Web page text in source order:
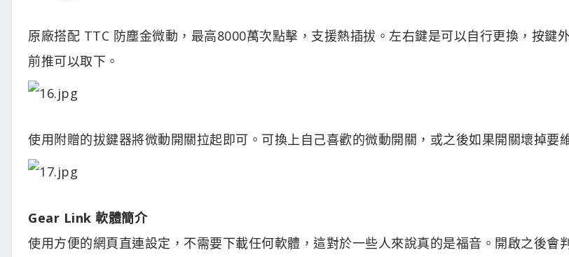
原廠搭配 TTC 防塵金微動，最高8000萬次點擊，支援熱插拔。左右鍵是可以自行更換，按鍵
前推可以取下。
使用附贈的拔鍵器將微動開關拉起即可。可換上自己喜歡的微動開關，或之後如果開關壞掉要
Gear Link 軟體簡介
使用方便的網頁直連設定，不需要下載任何軟體，這對於一些人來說真的是福音。開啟之後會